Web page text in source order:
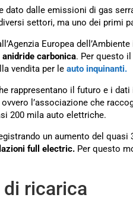
dato dalle emissioni di gas
settori, ma uno dei primi
Europea
carbonica. Per questo
vendita per le auto inquinanti.
rappresentano il futuro e i
ovvero l’associazione che
200 mila auto elettriche.
un aumento del quasi
full electric. Per questo
ricarica